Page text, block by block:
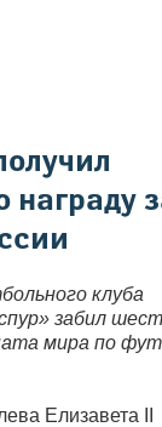
награду
клуба
забил
мира по
Елизавета II